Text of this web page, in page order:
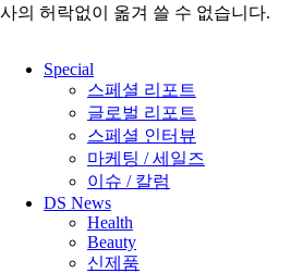
사의 허락없이 옮겨 쓸 수 없습니다.
Close
Special
스페셜 리포트
글로벌 리포트
스페셜 인터뷰
마케팅 / 세일즈
이슈 / 칼럼
DS News
Health
Beauty
신제품